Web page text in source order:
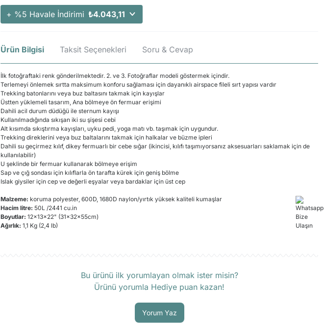
+ %5 Havale İndirimi ₺4.043,11
Ürün Bilgisi Taksit Seçenekleri Soru & Cevap
İlk fotoğraftaki renk gönderilmektedir. 2. ve 3. Fotoğraflar modeli göstermek içindir.
Terlemeyi önlemek sırtta maksimum konforu sağlaması için dayanıklı airspace fileli sırt yapısı vardır
Trekking batonlarını veya buz baltasını takmak için kayışlar
Üstten yüklemeli tasarım, Ana bölmeye ön fermuar erişimi
Dahili acil durum düdüğü ile sternum kayışı
Kullanılmadığında sıkışan iki su şişesi cebi
Alt kısımda sıkıştırma kayışları, uyku pedi, yoga matı vb. taşımak için uygundur.
Trekking direklerini veya buz baltalarını takmak için halkalar ve büzme ipleri
Dahili su geçirmez kılıf, dikey fermuarlı bir cebe sığar (ikincisi, kılıfı taşımıyorsanız aksesuarları saklamak için de
kullanılabilir)
U şeklinde bir fermuar kullanarak bölmeye erişim
Sap ve çığ sondası için kılıflarla ön tarafta kürek için geniş bölme
Islak giysiler için cep ve değerli eşyalar veya bardaklar için üst cep
Malzeme: koruma polyester, 600D, 1680D naylon/yırtık yüksek kaliteli kumaşlar
Hacim litre: 50L /2441 cu.in
Boyutlar: 12x13x22" (31x32x55cm)
Ağırlık: 1,1 Kg (2,4 lb)
Bu ürünü ilk yorumlayan olmak ister misin?
Ürünü yorumla Hediye puan kazan!
Yorum Yaz